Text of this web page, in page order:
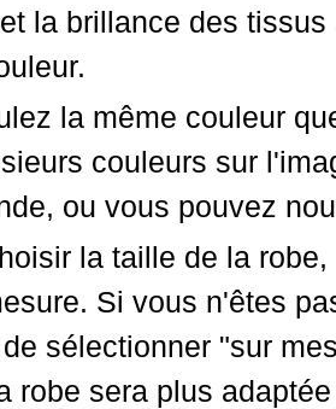
la brillance des
la même couleur
couleurs sur
ou vous pouvez
la taille de la
Si vous n'êtes
sélectionner "sur
robe sera plus